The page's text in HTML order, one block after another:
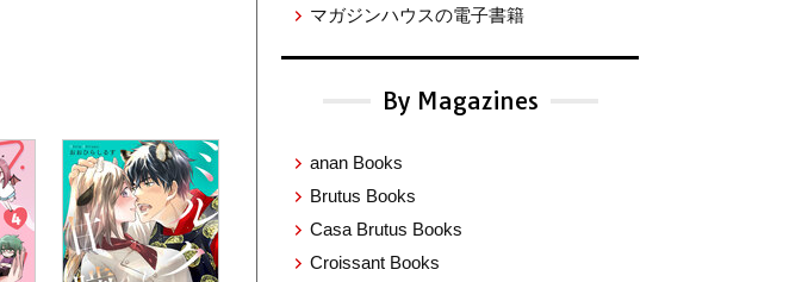
マガジンハウスの電子書籍
By Magazines
anan Books
Brutus Books
Casa Brutus Books
Croissant Books